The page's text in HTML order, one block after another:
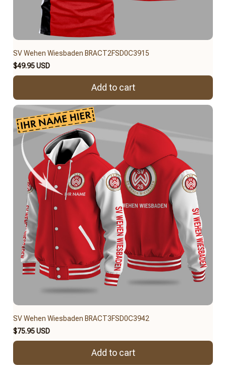
SV Wehen Wiesbaden BRACT2FSD0C3915
$49.95 USD
Add to cart
SV Wehen Wiesbaden BRACT3FSD0C3942
$75.95 USD
Add to cart